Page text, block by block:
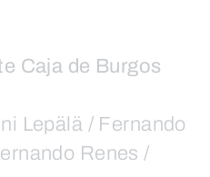
Caja de Burgos
Lepälä / Fernando
Renes /